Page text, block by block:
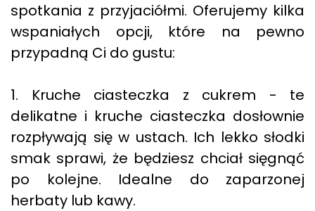
spotkania z przyjaciółmi. Oferujemy kilka
wspaniałych opcji, które na pewno
przypadną Ci do gustu:
1. Kruche ciasteczka z cukrem - te
delikatne i kruche ciasteczka dosłownie
rozpływają się w ustach. Ich lekko słodki
smak sprawi, że będziesz chciał sięgnąć
po kolejne. Idealne do zaparzonej
herbaty lub kawy.